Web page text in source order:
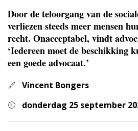
Door de teloorgang van de
verliezen steeds meer mensen
recht. Onacceptabel, vindt
‘Iedereen moet de beschikking
een goede advocaat.’
Vincent Bongers
donderdag 25 september